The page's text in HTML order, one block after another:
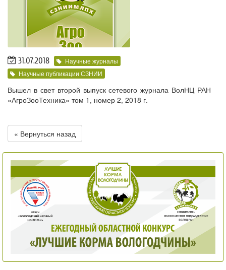
31.07.2018
Научные журналы
Научные публикации СЗНИИ
Вышел в свет второй выпуск сетевого журнала ВолНЦ РАН
«АгроЗооТехника» том 1, номер 2, 2018 г.
« Вернуться назад